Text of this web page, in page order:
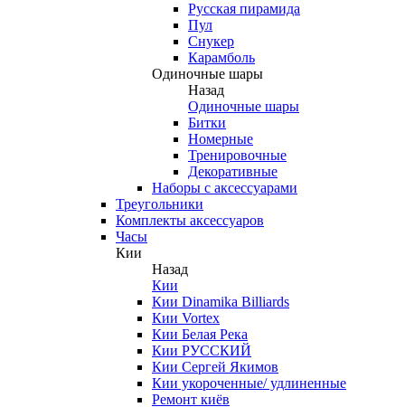
Русская пирамида
Пул
Снукер
Карамболь
Одиночные шары
Назад
Одиночные шары
Битки
Номерные
Тренировочные
Декоративные
Наборы с аксессуарами
Треугольники
Комплекты аксессуаров
Часы
Кии
Назад
Кии
Кии Dinamika Billiards
Кии Vortex
Кии Белая Река
Кии РУССКИЙ
Кии Сергей Якимов
Кии укороченные/ удлиненные
Ремонт киёв